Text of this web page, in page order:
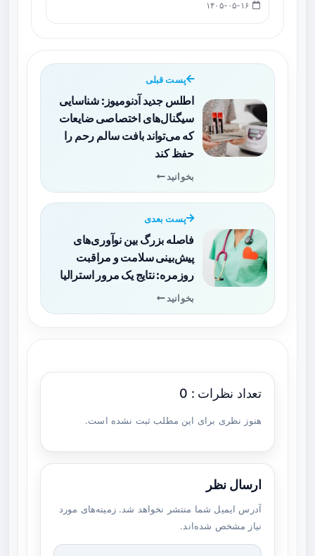
پست قبلی
اطلس جدید آدنومیوز: شناسایی
سیگنال‌های اختصاصی ضایعات
که می‌تواند بافت سالم رحم را
حفظ کند
بخوانید
پست بعدی
فاصله بزرگ بین نوآوری‌های
پیش‌بینی سلامت و مراقبت
روزمره: نتایج یک مرور استرالیا
بخوانید
تعداد نظرات : 0
هنوز نظری برای این مطلب ثبت نشده است.
ارسال نظر
آدرس ایمیل شما منتشر نخواهد شد. زمینه‌های مورد
نیاز مشخص شده‌اند.